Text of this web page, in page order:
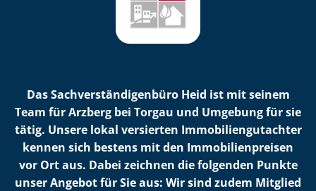
Das Sach­ver­stän­di­gen­bü­ro Heid ist mit seinem
Team für Arzberg bei Torgau und Umgebung für sie
tätig. Unsere lokal versierten Im­mo­bi­li­en­gut­ach­ter
kennen sich bestens mit den Im­mo­bi­li­en­prei­sen
vor Ort aus. Dabei zeichnen die folgenden Punkte
unser Angebot für Sie aus: Wir sind zudem Mitglied